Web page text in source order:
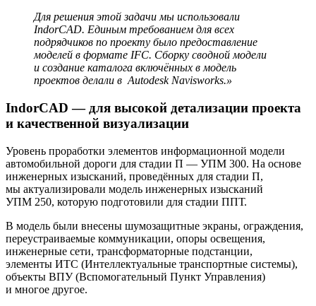
Для решения этой задачи мы использовали
IndorCAD. Единым требованием для всех
подрядчиков по проекту было предоставление
моделей в формате IFC. Сборку сводной модели
и создание каталога включённых в модель
проектов делали в Autodesk Navisworks.»
IndorCAD — для высокой детализации проекта
и качественной визуализации
Уровень проработки элементов информационной модели
автомобильной дороги для стадии П — УПМ 300. На основе
инженерных изысканий, проведённых для стадии П,
мы актуализировали модель инженерных изысканий
УПМ 250, которую подготовили для стадии ППТ.
В модель были внесены шумозащитные экраны, ограждения,
переустраиваемые коммуникации, опоры освещения,
инженерные сети, трансформаторные подстанции,
элементы ИТС (Интеллектуальные транспортные системы),
объекты ВПУ (Вспомогательный Пункт Управления)
и многое другое.